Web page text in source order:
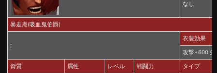
なし
暴走庵(吸血鬼伯爵)
;
衣装効果
攻撃+600
資質 属性 レベル 戦闘力 タイプ